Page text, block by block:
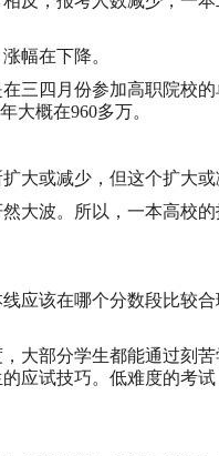
幅在下降。
三四月份参加高职院校
大概在960多万。
大或减少，但这个扩大或
大波。所以，一本高校
应该在哪个分数段比较
大部分学生都能通过刻
应试技巧。低难度的考